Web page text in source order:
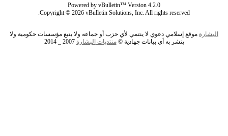
Powered by vBulletin™ Version 4.2.0
Copyright © 2026 vBulletin Solutions, Inc. All rights reserved.
البشارة موقع إسلامي دعوي لا ينتمي لأي حزب أو جماعه ولا يتبع مؤسسات حكومية ولا
ينشر به أي بيانات جهادية © منتديات البشارة 2007 _ 2014